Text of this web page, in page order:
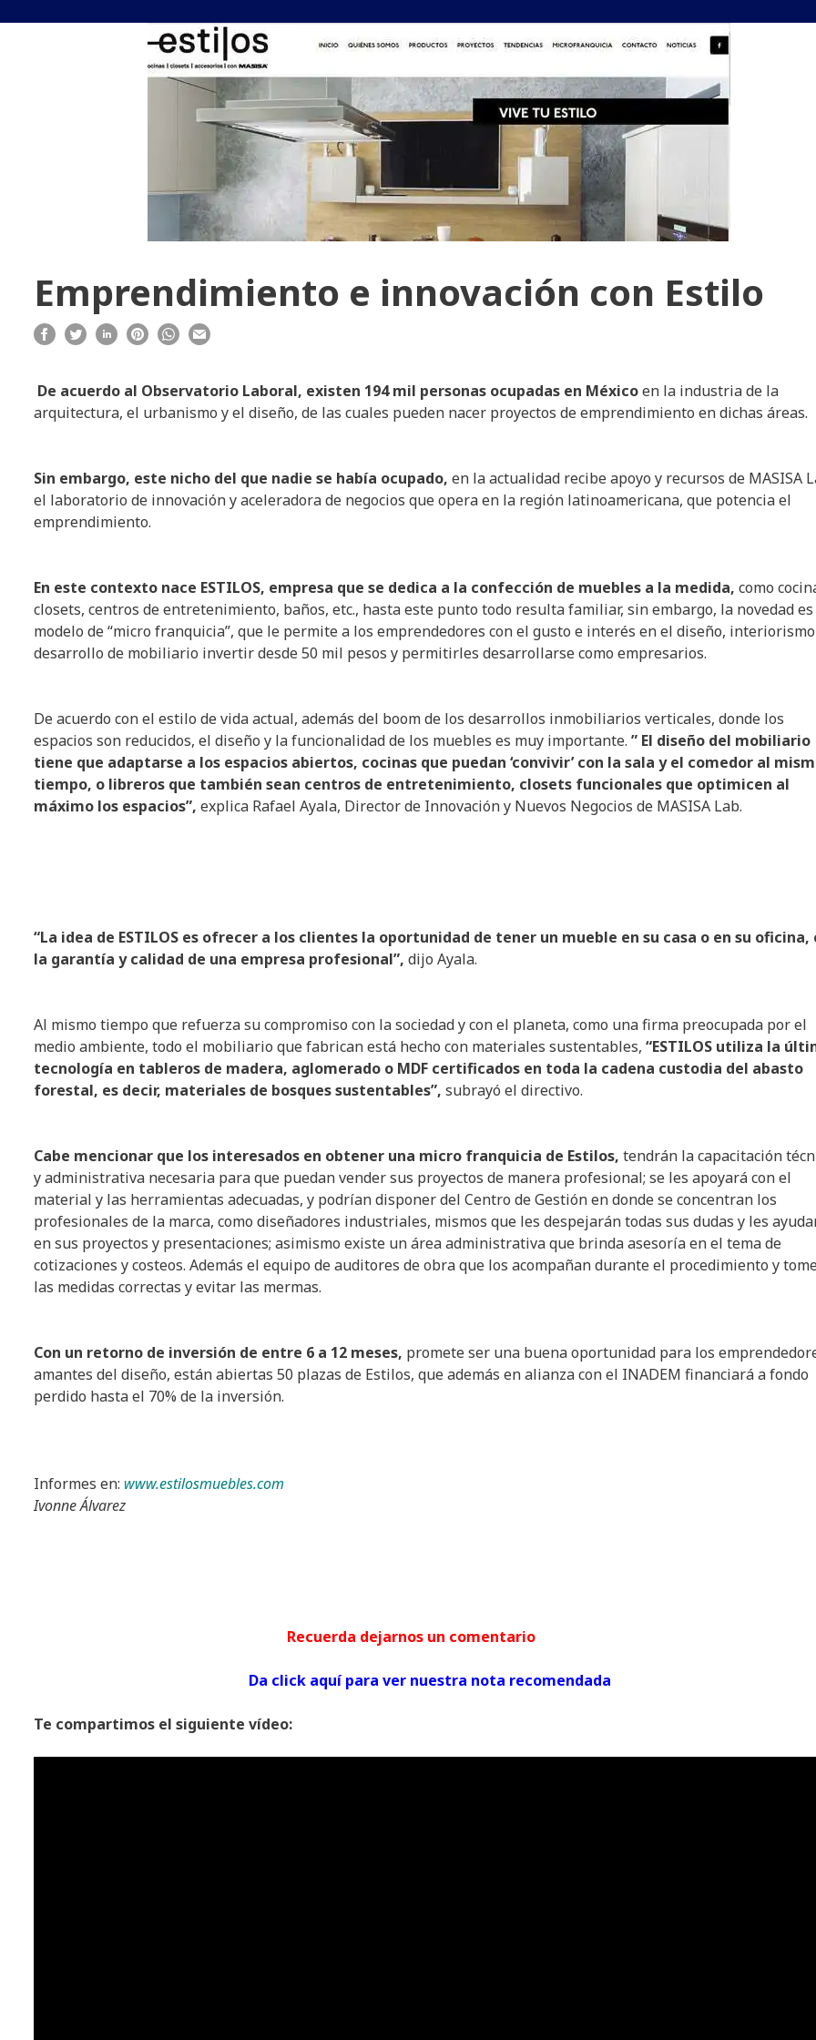
Emprendimiento e innovación con Estilo
De acuerdo al Observatorio Laboral, existen 194 mil personas ocupadas en Méxicoen la industria de la
arquitectura, el urbanismo y el diseño, de las cuales pueden nacer proyectos de emprendimiento en dichas áreas.
Sin embargo, este nicho del que nadie se había ocupado, en la actualidad recibe apoyo y recursos de MASISA
el laboratorio de innovación y aceleradora de negocios que opera en la región latinoamericana, que potencia el
emprendimiento.
En este contexto nace ESTILOS, empresa que se dedica a la confección de muebles a la medida, como
closets, centros de entretenimiento, baños, etc., hasta este punto todo resulta familiar, sin embargo, la novedad
modelo de “micro franquicia”, que le permite a los emprendedores con el gusto e interés en el diseño,
desarrollo de mobiliario invertir desde 50 mil pesos y permitirles desarrollarse como empresarios.
De acuerdo con el estilo de vida actual, además del boom de los desarrollos inmobiliarios verticales, donde los
espacios son reducidos, el diseño y la funcionalidad de los muebles es muy importante. ” El diseño del mobiliario
tiene que adaptarse a los espacios abiertos, cocinas que puedan ‘convivir’ con la sala y el comedor al
tiempo, o libreros que también sean centros de entretenimiento, closets funcionales que optimicen al
máximo los espacios”, explica Rafael Ayala, Director de Innovación y Nuevos Negocios de MASISA Lab.
“La idea de ESTILOS es ofrecer a los clientes la oportunidad de tener un mueble en su casa o en su oficina,
la garantía y calidad de una empresa profesional”, dijo Ayala.
Al mismo tiempo que refuerza su compromiso con la sociedad y con el planeta, como una firma preocupada por el
medio ambiente, todo el mobiliario que fabrican está hecho con materiales sustentables, “ESTILOS utiliza la
tecnología en tableros de madera, aglomerado o MDF certificados en toda la cadena custodia del abasto
forestal, es decir, materiales de bosques sustentables”, subrayó el directivo.
Cabe mencionar que los interesados en obtener una micro franquicia de Estilos, tendrán la capacitación
y administrativa necesaria para que puedan vender sus proyectos de manera profesional; se les apoyará con el
material y las herramientas adecuadas, y podrían disponer del Centro de Gestión en donde se concentran los
profesionales de la marca, como diseñadores industriales, mismos que les despejarán todas sus dudas y les
en sus proyectos y presentaciones; asimismo existe un área administrativa que brinda asesoría en el tema de
cotizaciones y costeos. Además el equipo de auditores de obra que los acompañan durante el procedimiento y
las medidas correctas y evitar las mermas.
Con un retorno de inversión de entre 6 a 12 meses, promete ser una buena oportunidad para los
amantes del diseño, están abiertas 50 plazas de Estilos, que además en alianza con el INADEM financiará a fondo
perdido hasta el 70% de la inversión.
Informes en: www.estilosmuebles.com
Ivonne Álvarez
Recuerda dejarnos un comentario
Da click aquí para ver nuestra nota recomendada
Te compartimos el siguiente vídeo: